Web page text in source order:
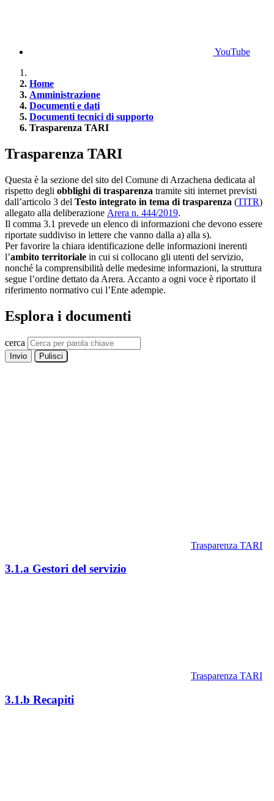
YouTube
Home
Amministrazione
Documenti e dati
Documenti tecnici di supporto
Trasparenza TARI
Trasparenza TARI
Questa è la sezione del sito del Comune di Arzachena dedicata al
rispetto degli obblighi di trasparenza tramite siti internet previsti
dall’articolo 3 del Testo integrato in tema di trasparenza (TITR)
allegato alla deliberazione Arera n. 444/2019.
Il comma 3.1 prevede un elenco di informazioni che devono essere
riportate suddiviso in lettere che vanno dalla a) alla s).
Per favorire la chiara identificazione delle informazioni inerenti
l’ambito territoriale in cui si collocano gli utenti del servizio,
nonché la comprensibilità delle medesime informazioni, la struttura
segue l’ordine dettato da Arera. Accanto a ogni voce è riportato il
riferimento normativo cui l’Ente adempie.
Esplora i documenti
cerca
Invio Pulisci
Trasparenza TARI
3.1.a Gestori del servizio
Trasparenza TARI
3.1.b Recapiti